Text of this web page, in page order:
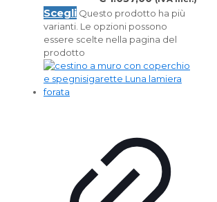
Scegli Questo prodotto ha più
varianti. Le opzioni possono
essere scelte nella pagina del
prodotto